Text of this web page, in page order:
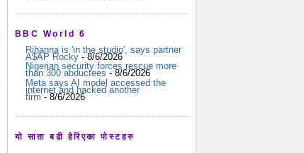
BBC World 6
Rihanna is 'in the studio', says partner
A$AP Rocky - 8/6/2026
Nigerian security forces rescue more
than 300 abductees - 8/6/2026
Meta says AI model accessed the
internet and hacked another
firm- 8/6/2026
यो साता बढी हेरिएका पोस्टहरु